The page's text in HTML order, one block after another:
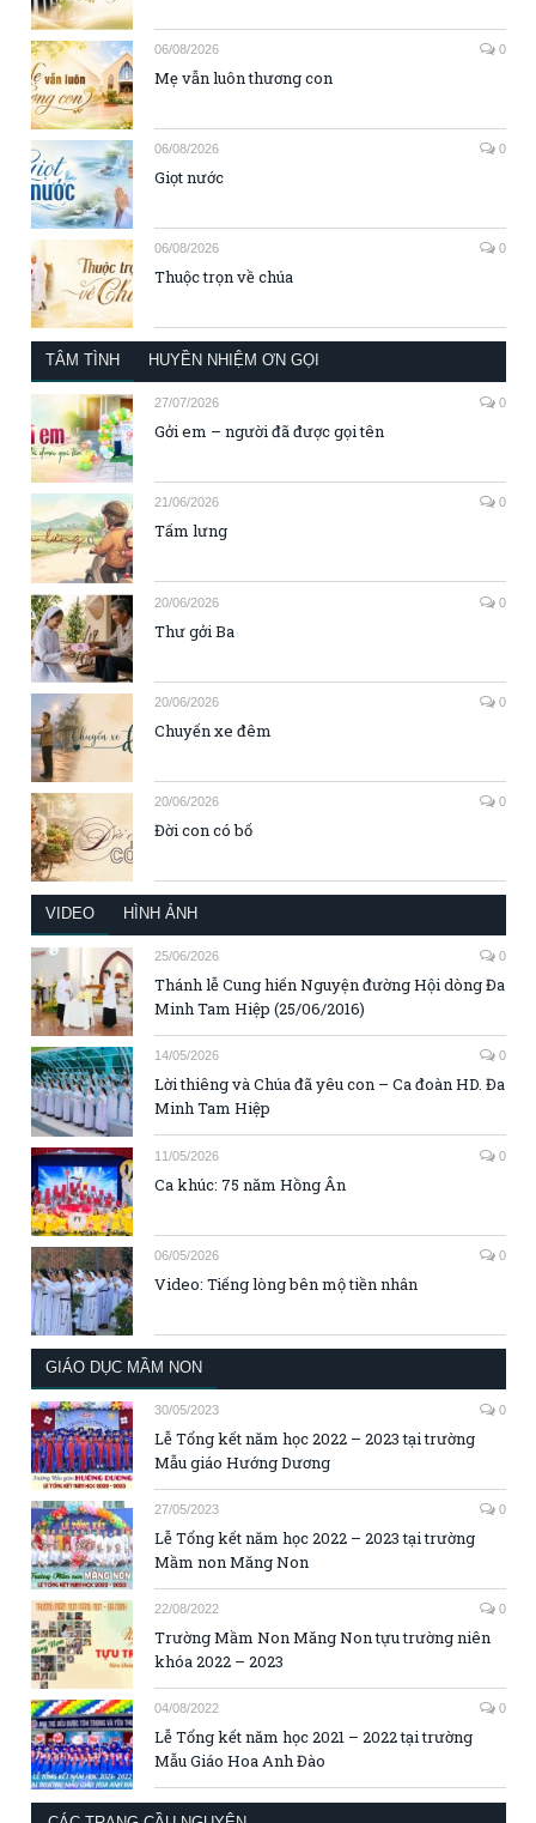
06/08/2026 0
Mẹ vẫn luôn thương con
06/08/2026 0
Giọt nước
06/08/2026 0
Thuộc trọn về chúa
TÂM TÌNH HUYỀN NHIỆM ƠN GỌI
27/07/2026 0
Gởi em – người đã được gọi tên
21/06/2026 0
Tấm lưng
20/06/2026 0
Thư gởi Ba
20/06/2026 0
Chuyến xe đêm
20/06/2026 0
Đời con có bố
VIDEO HÌNH ẢNH
25/06/2026 0
Thánh lễ Cung hiến Nguyện đường Hội dòng Đa
Minh Tam Hiệp (25/06/2016)
14/05/2026 0
Lời thiêng và Chúa đã yêu con – Ca đoàn HD. Đa
Minh Tam Hiệp
11/05/2026 0
Ca khúc: 75 năm Hồng Ân
06/05/2026 0
Video: Tiếng lòng bên mộ tiền nhân
GIÁO DỤC MẦM NON
30/05/2023 0
Lễ Tổng kết năm học 2022 – 2023 tại trường
Mẫu giáo Hướng Dương
27/05/2023 0
Lễ Tổng kết năm học 2022 – 2023 tại trường
Mầm non Măng Non
22/08/2022 0
Trường Mầm Non Măng Non tựu trường niên
khóa 2022 – 2023
04/08/2022 0
Lễ Tổng kết năm học 2021 – 2022 tại trường
Mẫu Giáo Hoa Anh Đào